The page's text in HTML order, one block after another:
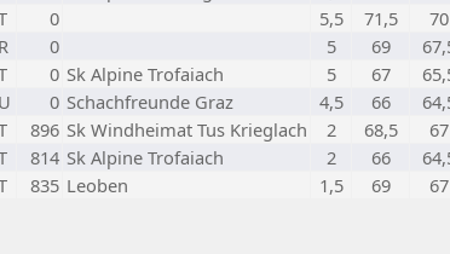
0 5,5 71,5 70
0 5 69
0 Sk Alpine Trofaiach 5 67
0 Schachfreunde Graz 4,5 66
896 Sk Windheimat Tus Krieglach 2 68,5 67
814 Sk Alpine Trofaiach 2 66
835 Leoben 1,5 69 67